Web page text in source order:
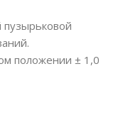
положении ± 1,0